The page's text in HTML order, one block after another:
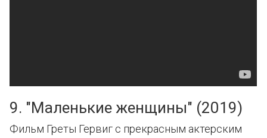
9. "Маленькие женщины" (2019)
Фильм Греты Гервиг с прекрасным актерским